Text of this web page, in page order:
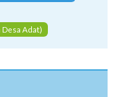
Adat)